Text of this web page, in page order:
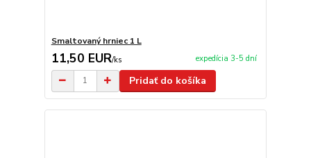
Smaltovaný hrniec 1 L
11,50 EUR/ks expedícia 3-5 dní
Pridať do košíka